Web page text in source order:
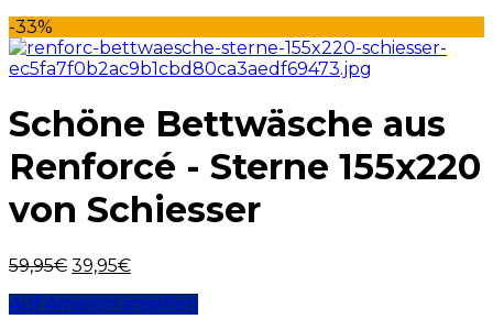
-33%
Schöne Bettwäsche aus
Renforcé - Sterne 155x220
von Schiesser
59,95€ 39,95€
Auf Amazon ansehen